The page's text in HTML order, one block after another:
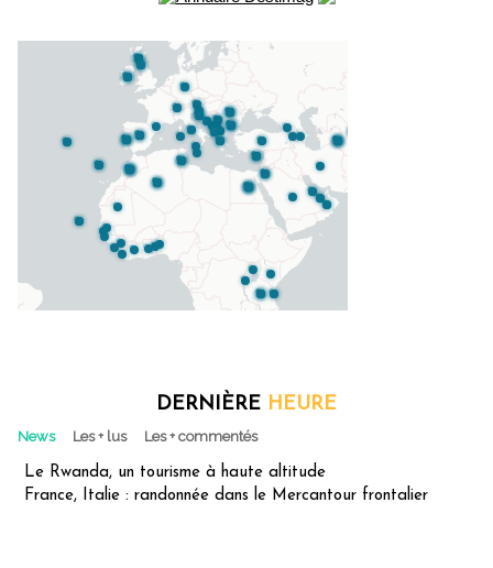
DERNIÈRE HEURE
News Les + lus Les + commentés
Le Rwanda, un tourisme à haute altitude
France, Italie : randonnée dans le Mercantour frontalier